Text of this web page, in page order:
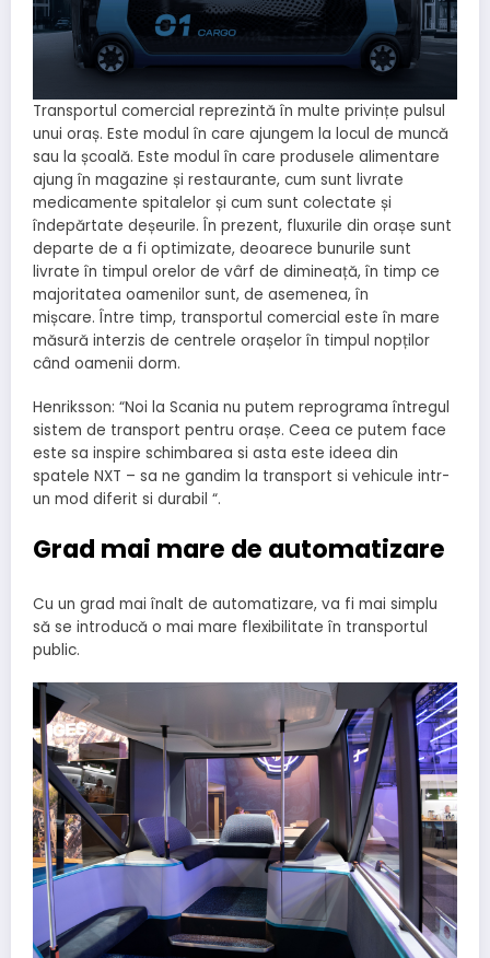
Transportul comercial reprezintă în multe privințe pulsul
unui oraș. Este modul în care ajungem la locul de muncă
sau la școală. Este modul în care produsele alimentare
ajung în magazine și restaurante, cum sunt livrate
medicamente spitalelor și cum sunt colectate și
îndepărtate deșeurile. În prezent, fluxurile din orașe sunt
departe de a fi optimizate, deoarece bunurile sunt
livrate în timpul orelor de vârf de dimineață, în timp ce
majoritatea oamenilor sunt, de asemenea, în
mișcare. Între timp, transportul comercial este în mare
măsură interzis de centrele orașelor în timpul nopților
când oamenii dorm.
Henriksson: “Noi la Scania nu putem reprograma întregul
sistem de transport pentru orașe. Ceea ce putem face
este sa inspire schimbarea si asta este ideea din
spatele NXT – sa ne gandim la transport si vehicule intr-
un mod diferit si durabil “.
Grad mai mare de automatizare
Cu un grad mai înalt de automatizare, va fi mai simplu
să se introducă o mai mare flexibilitate în transportul
public.